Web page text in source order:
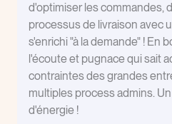
d'optimiser les commandes,
processus de livraison avec
s'enrichi "à la demande" ! En
l'écoute et pugnace qui sait
contraintes des grandes
multiples process admins.
d'énergie !